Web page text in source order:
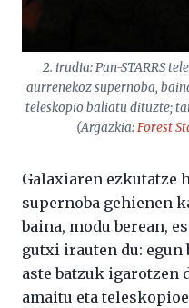
2. irudia: Pan-STARRS
aurrenekoz supernoba,
teleskopio baliatu dituzte;
(Argazkia:Forest
Galaxiaren ezkutatze
supernoba gehienen
baina, modu berean,
gutxi irauten du: egun
aste batzuk igarotzen
amaitu eta